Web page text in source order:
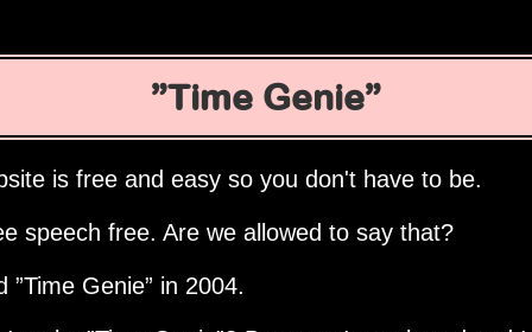
Time Genie
is free and easy so you don't have to be.
speech free. Are we allowed to say that?
Time Genie in 2004.